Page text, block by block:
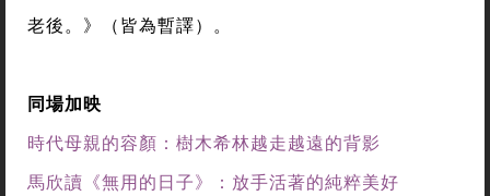
老後。》（皆為暫譯）。
同場加映
時代母親的容顏：樹木希林越走越遠的背影
馬欣讀《無用的日子》：放手活著的純粹美好